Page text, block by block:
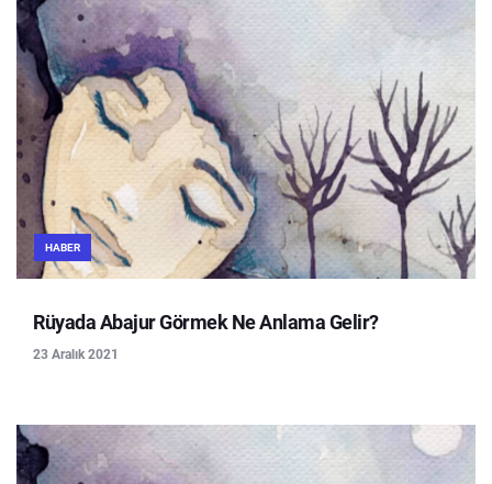
HABER
Rüyada Abajur Görmek Ne Anlama Gelir?
23 Aralık 2021